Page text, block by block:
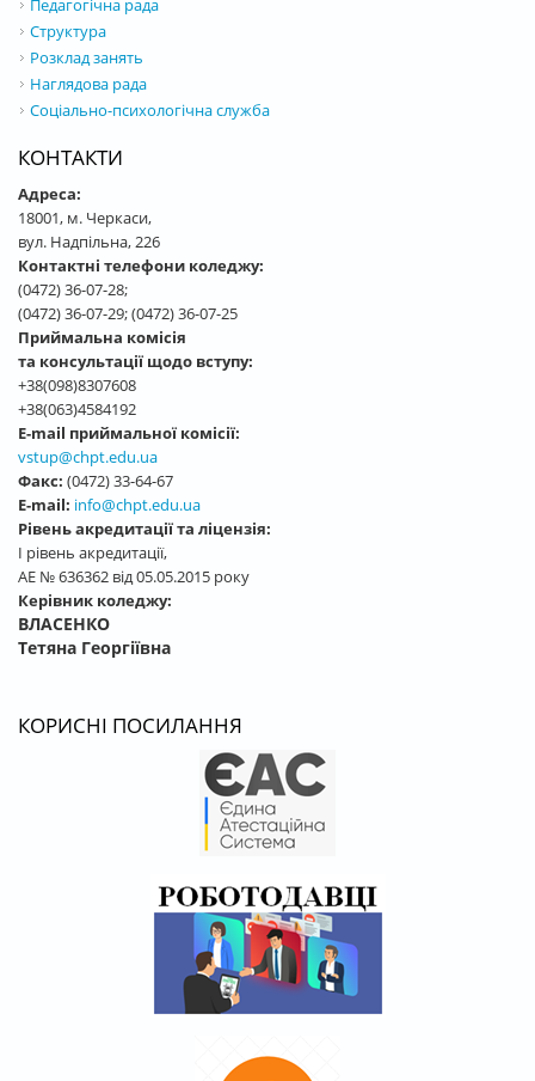
Педагогічна рада
Структура
Розклад занять
Наглядова рада
Соціально-психологічна служба
КОНТАКТИ
Адреса:
18001, м. Черкаси,
вул. Надпільна, 226
Контактні телефони коледжу:
(0472) 36-07-28;
(0472) 36-07-29; (0472) 36-07-25
Приймальна комісія
та консультації щодо вступу:
+38(098)8307608
+38(063)4584192
E-mail приймальної комісії:
vstup@chpt.edu.ua
Факс: (0472) 33-64-67
E-mail: info@chpt.edu.ua
Рівень акредитації та ліцензія:
І рівень акредитації,
АЕ № 636362 від 05.05.2015 року
Керівник коледжу:
ВЛАСЕНКО
Тетяна Георгіївна
КОРИСНІ ПОСИЛАННЯ